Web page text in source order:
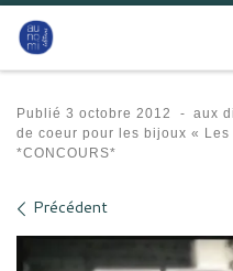
Passer au contenu
Publié 3 octobre 2012 - aux
de coeur pour les bijoux « Les
*CONCOURS*
Navigation des images
Précédent